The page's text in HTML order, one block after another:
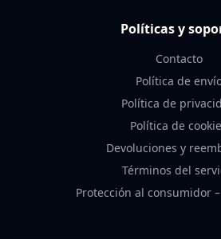
Políticas y
Contacto
Política de
Política de
Política de
Devoluciones y
Términos del
Protección al consumidor